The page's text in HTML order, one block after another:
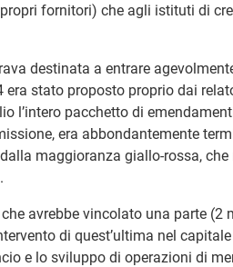
fornitori) che agli istituti di
destinata a entrare
era stato proposto proprio dai
l’intero pacchetto di
era abbondantemente
maggioranza giallo-rossa,
avrebbe vincolato una parte
di quest’ultima nel
e lo sviluppo di operazioni di